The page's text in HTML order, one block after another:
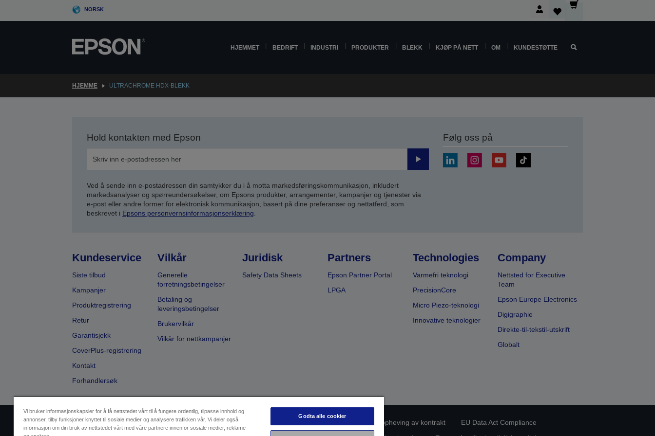
NORSK
HJEMMET BEDRIFT INDUSTRI PRODUKTER BLEKK KJØP PÅ NETT OM KUNDESTØTTE
HJEMME ULTRACHROME HDX-BLEKK
Hold kontakten med Epson
Send
Ved å sende inn e-postadressen din samtykker du i å motta markedsføringskommunikasjon, inkludert
markedsanalyser og spørreundersøkelser, om Epsons produkter, arrangementer, kampanjer og tjenester via
e-post eller andre former for elektronisk kommunikasjon, basert på dine preferanser og nettatferd, som
beskrevet i Epsons personvernsinformasjonserklæring
Følg oss på
Kundeservice
Siste tilbud
Kampanjer
Produktregistrering
Retur
Garantisjekk
CoverPlus-registrering
Kontakt
Forhandlersøk
Vilkår
Generelle
forretningsbetingelser
Betaling og
leveringsbetingelser
Brukervilkår
Vilkår for nettkampanjer
Juridisk
Safety Data Sheets
Partners
Epson Partner Portal
LPGA
Technologies
Varmefri teknologi
PrecisionCore
Micro Piezo-teknologi
Innovative teknologier
Company
Nettsted for Executive
Team
Epson Europe Electronics
Digigraphie
Direkte-til-tekstil-utskrift
Globalt
Selgeridentifikasjon Produktsamsvarsidentifikasjon Oppheving av kontrakt
EU Data Act Compliance
Vi bruker informasjonskapsler for å få nettstedet vårt til å fungere ordentlig, tilpasse innhold og
annonser, tilby funksjoner knyttet til sosiale medier og analysere trafikken vår. Vi deler også
informasjon om din bruk av nettstedet vårt med våre partnere innenfor sosiale medier, reklame
Godta alle cookier